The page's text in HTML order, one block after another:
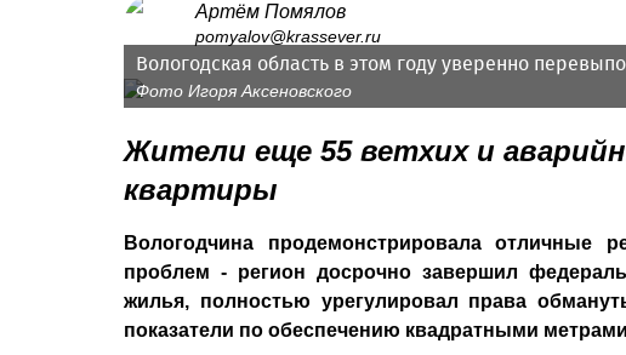
Артём Помялов
pomyalov@krassever.ru
Вологодская область в этом году уверенно
Фото Игоря Аксеновского
Жители еще 55 ветхих и
квартиры
Вологодчина продемонстрировала
проблем - регион досрочно завершил
жилья, полностью урегулировал права
показатели по обеспечению квадратными